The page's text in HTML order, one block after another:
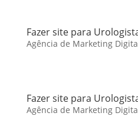
Fazer site para
Agência de Marketing
Fazer site para
Agência de Marketing